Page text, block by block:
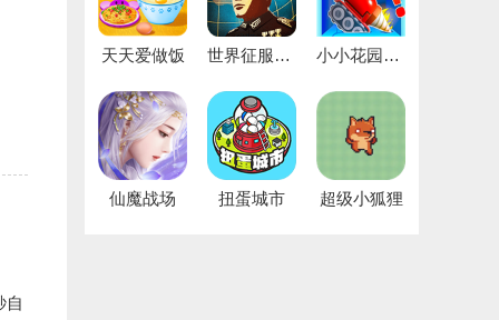
自
天天爱做饭 世界征服者4国际版 小小花园挖呀挖
仙魔战场 扭蛋城市 超级小狐狸